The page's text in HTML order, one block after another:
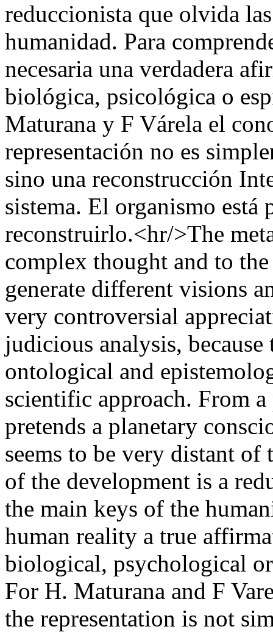
reduccionista que olvida
humanidad. Para
necesaria una verdadera
biológica, psicológica o
Maturana y F Várela el
representación no es
sino una reconstrucción
sistema. El organismo está
reconstruirlo.<hr/>The
complex thought and to
generate different visions
very controversial
judicious analysis,
ontological and
scientific approach. From
pretends a planetary
seems to be very distant
of the development is a
the main keys of the
human reality a true
biological, psychological
For H. Maturana and F
the representation is not